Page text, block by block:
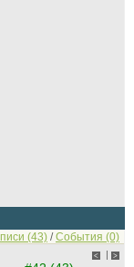
(43) /События (0)
< | >